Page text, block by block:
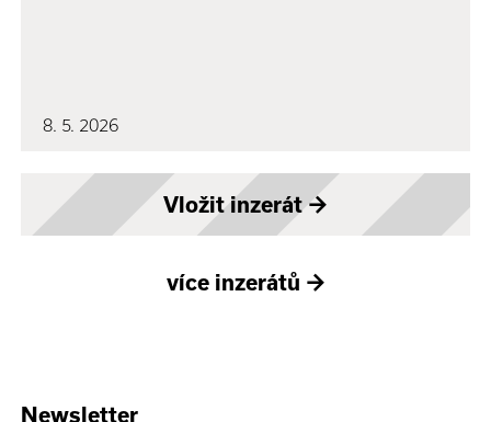
8. 5. 2026
Vložit inzerát→
více inzerátů →
Newsletter